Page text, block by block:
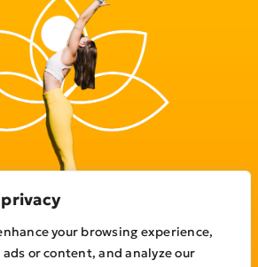
your browsing experience,
or content, and analyze our